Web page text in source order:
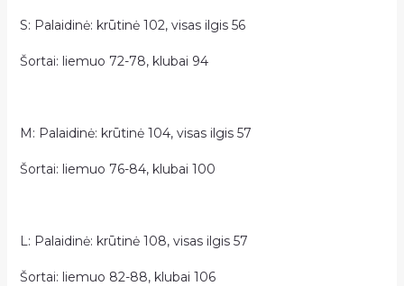
S: Palaidinė: krūtinė 102, visas ilgis 56
Šortai: liemuo 72-78, klubai 94
M: Palaidinė: krūtinė 104, visas ilgis 57
Šortai: liemuo 76-84, klubai 100
L: Palaidinė: krūtinė 108, visas ilgis 57
Šortai: liemuo 82-88, klubai 106